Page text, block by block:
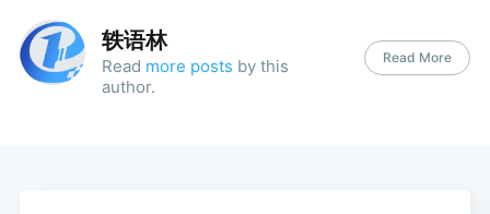
轶语林
Read more posts by this
author.
Read More